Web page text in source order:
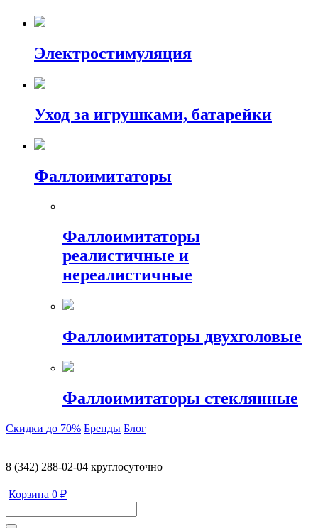
Электростимуляция
Уход за игрушками, батарейки
Фаллоимитаторы
Фаллоимитаторы
реалистичные и
нереалистичные
Фаллоимитаторы двухголовые
Фаллоимитаторы стеклянные
Скидки до 70% Бренды Блог
8 (342) 288-02-04 круглосуточно
Корзина 0 ₽